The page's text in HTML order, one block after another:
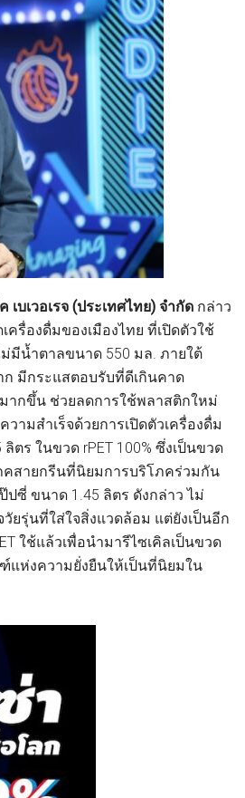
บเวอเรจ (ประเทศไทย) จำกัด กล่าว
ครื่องดื่มของเมืองไทย ที่เปิดตัวใช้
ม่มีน้ำตาลขนาด 550 มล. ภายใต้
ก มีกระแสตอบรับที่ดีเกินคาด
ากขึ้น ช่วยลดการใช้พลาสติกใหม่
วามสำเร็จด้วยการเปิดตัวเครื่องดื่ม
ตร ในขวด rPET 100% ซึ่งเป็นขวด
สายกรีนที่นิยมการบริโภคร่วมกัน
ปซี่ ขนาด 1.45 ลิตร ดังกล่าว ไม่
ยรุ่นที่ใส่ใจสิ่งแวดล้อม แต่ยังเป็นอีก
ใช้แล้วเพื่อนำมารีไซเคิลเป็นขวด
แห่งความยั่งยืนให้เป็นที่นิยมใน